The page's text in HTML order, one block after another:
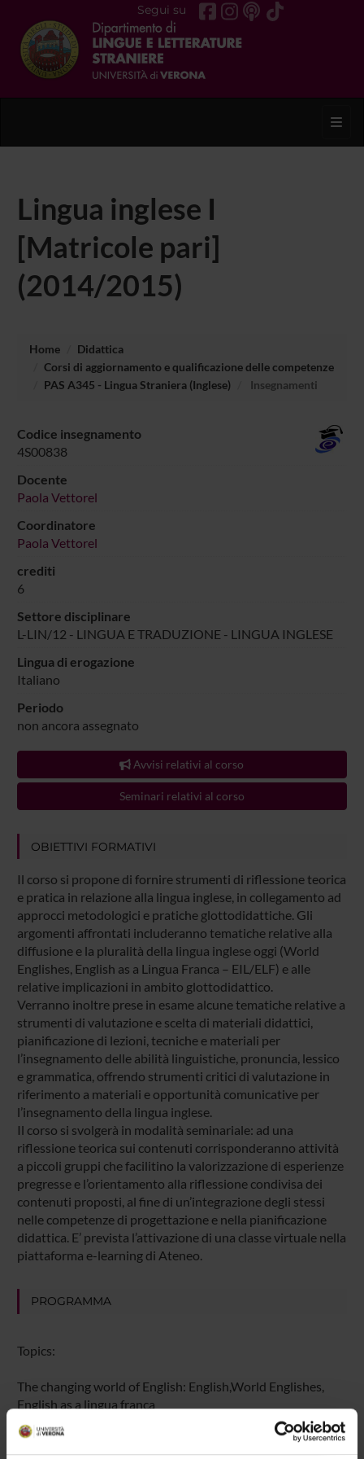
Segui su
Lingua inglese I
[Matricole pari]
(2014/2015)
Home
Didattica
Corsi di aggiornamento e qualificazione delle competenze
PAS A345 - Lingua Straniera (Inglese)
Insegnamenti
Codice insegnamento
4S00838
Docente
Paola Vettorel
Coordinatore
Paola Vettorel
crediti
6
Settore disciplinare
L-LIN/12 - LINGUA E TRADUZIONE - LINGUA INGLESE
Lingua di erogazione
Italiano
Periodo
non ancora assegnato
Avvisi relativi al corso
Seminari relativi al corso
OBIETTIVI FORMATIVI
Il corso si propone di fornire strumenti di riflessione teorica
e pratica in relazione alla lingua inglese, in collegamento ad
approcci metodologici e pratiche glottodidattiche. Gli
argomenti affrontati includeranno tematiche relative alla
diffusione e la pluralità della lingua inglese oggi (World
Englishes, English as a Lingua Franca – EIL/ELF) e alle
relative implicazioni in ambito glottodidattico.
Verranno inoltre prese in esame alcune tematiche relative a
strumenti di valutazione e scelta di materiali didattici,
pianificazione di lezioni, tecniche e materiali per
l’insegnamento delle abilità linguistiche, pronuncia, lessico
e grammatica, offrendo strumenti critici di valutazione in
riferimento a materiali e opportunità comunicative per
l’insegnamento della lingua inglese.
Il corso si svolgerà in modalità seminariale: ad una
riflessione teorica sui contenuti corrisponderanno attività
a piccoli gruppi che facilitino la valorizzazione di esperienze
pregresse e l’orientamento alla riflessione condivisa dei
contenuti proposti, al fine di un’integrazione degli stessi
nelle competenze di progettazione e nella pianificazione
didattica. E’ prevista l’attivazione di una classe virtuale nella
piattaforma e-learning di Ateneo.
PROGRAMMA
Topics:
The changing world of English: English,World Englishes,
English as a lingua franca
The changing world of English: English, Englishes, English as
a lingua franca